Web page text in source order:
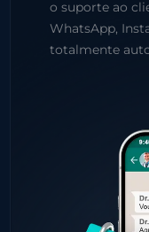
o suporte ao
WhatsApp,
totalmente